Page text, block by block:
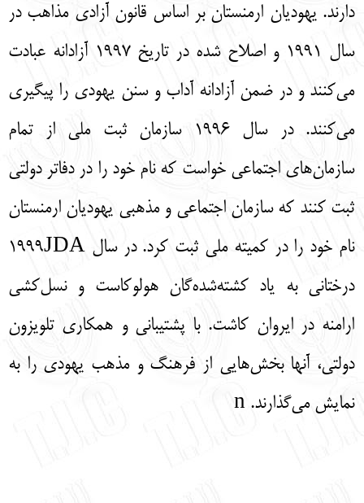
دارند. یهودیان ارمنستان بر اساس قانون آزادی مذاهب در
سال 1991 و اصلاح شده در تاریخ 1997 آزادانه عبادت
می‌کنند و در ضمن آزادانه آداب و سنن یهودی را پیگیری
می‌کنند. در سال 1996 سازمان ثبت ملی از تمام
سازمان‌های اجتماعی خواست که نام خود را در دفاتر دولتی
ثبت کنند که سازمان اجتماعی و مذهبی یهودیان ارمنستان
نام خود را در کمیته ملی ثبت کرد. در سال 1999JDA
درختانی به یاد کشته‌شده‌گان هولوکاست و نسل‌کشی
ارامنه در ایروان کاشت. با پشتیبانی و همکاری تلویزون
دولتی، آنها بخش‌هایی از فرهنگ و مذهب یهودی را به
نمایش می‌گذارند. n